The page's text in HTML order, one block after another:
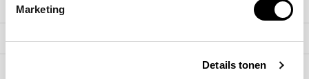
Marketing
Details tonen
Mijn account
Categorieën